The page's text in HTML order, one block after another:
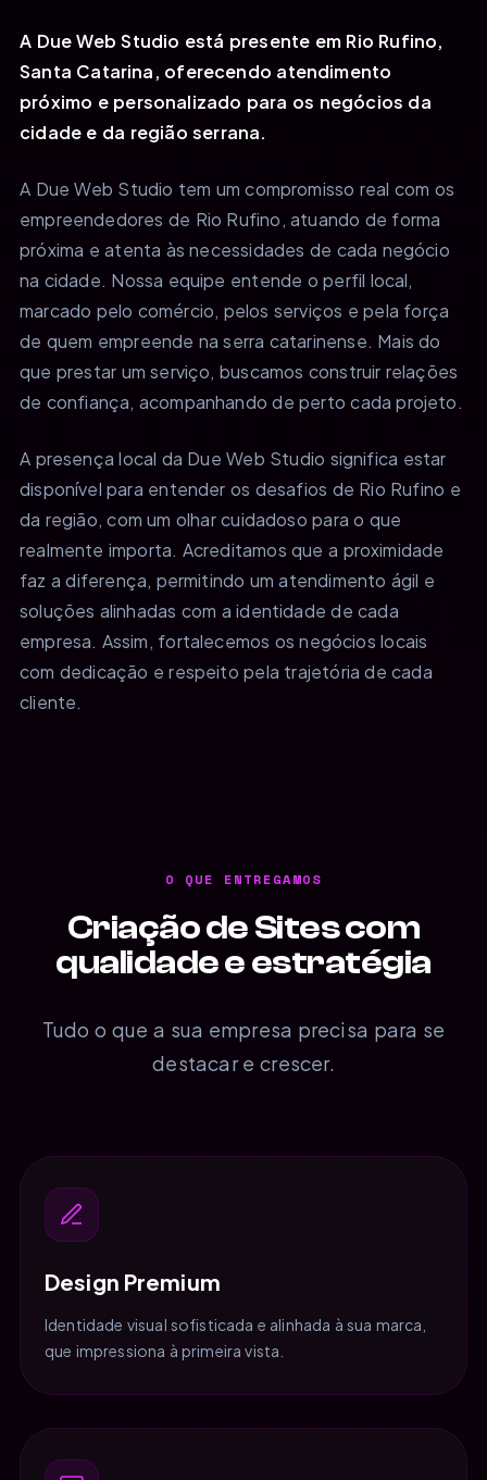
A Due Web Studio está presente em Rio Rufino,
Santa Catarina, oferecendo atendimento
próximo e personalizado para os negócios da
cidade e da região serrana.
A Due Web Studio tem um compromisso real com os
empreendedores de Rio Rufino, atuando de forma
próxima e atenta às necessidades de cada negócio
na cidade. Nossa equipe entende o perfil local,
marcado pelo comércio, pelos serviços e pela força
de quem empreende na serra catarinense. Mais do
que prestar um serviço, buscamos construir relações
de confiança, acompanhando de perto cada projeto.
A presença local da Due Web Studio significa estar
disponível para entender os desafios de Rio Rufino e
da região, com um olhar cuidadoso para o que
realmente importa. Acreditamos que a proximidade
faz a diferença, permitindo um atendimento ágil e
soluções alinhadas com a identidade de cada
empresa. Assim, fortalecemos os negócios locais
com dedicação e respeito pela trajetória de cada
cliente.
O QUE ENTREGAMOS
Criação de Sites com
qualidade e estratégia
Tudo o que a sua empresa precisa para se
destacar e crescer.
Design Premium
Identidade visual sofisticada e alinhada à sua marca,
que impressiona à primeira vista.